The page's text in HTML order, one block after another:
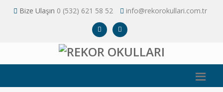
Bize Ulaşın 0 (532) 621 58 52 info@rekorokullari.com.tr